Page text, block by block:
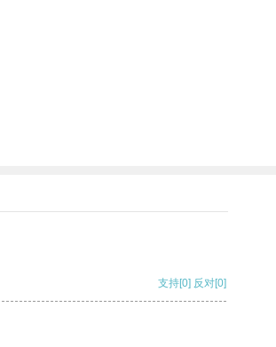
支持[0] 反对[0]